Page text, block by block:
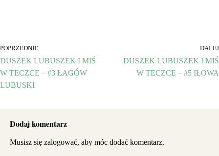
POPRZEDNIE
DUSZEK LUBUSZEK I MIŚ
W TECZCE – #3 ŁAGÓW
LUBUSKI
DALEJ
DUSZEK LUBUSZEK I MIŚ
W TECZCE – #5 IŁOWA
Dodaj komentarz
Musisz się zalogować, aby móc dodać komentarz.